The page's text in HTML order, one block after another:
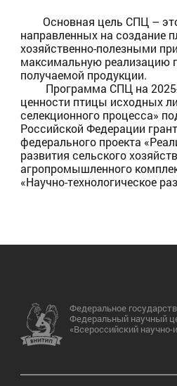
СПЦ по птицеводству
инкубации
научно-технической информации
микроклимата и производственных
Основная цель СПЦ – это
направленных на создание
хозяйственно-полезными
максимальную реализацию
получаемой продукции.
Программа СПЦ на 2025-
ценности птицы исходных
селекционного процесса»
Российской Федерации
федерального проекта
развития сельского
агропромышленного
«Научно-технологическое
Федеральное
Федеральный научный
«Всероссийский